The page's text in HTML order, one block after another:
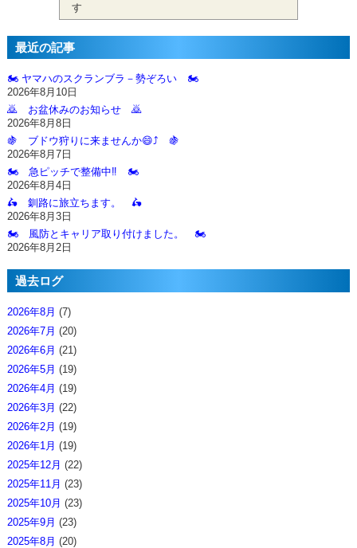
す
最近の記事
🏍️ ヤマハのスクランブラ－勢ぞろい 🏍️
2026年8月10日
🙇‍ お盆休みのお知らせ 🙇‍
2026年8月8日
🍇 ブドウ狩りに来ませんか😄⤴️ 🍇
2026年8月7日
🏍️ 急ピッチで整備中‼️ 🏍️
2026年8月4日
🛵 釧路に旅立ちます。 🛵
2026年8月3日
🏍️ 風防とキャリア取り付けました。 🏍️
2026年8月2日
過去ログ
2026年8月 (7)
2026年7月 (20)
2026年6月 (21)
2026年5月 (19)
2026年4月 (19)
2026年3月 (22)
2026年2月 (19)
2026年1月 (19)
2025年12月 (22)
2025年11月 (23)
2025年10月 (23)
2025年9月 (23)
2025年8月 (20)